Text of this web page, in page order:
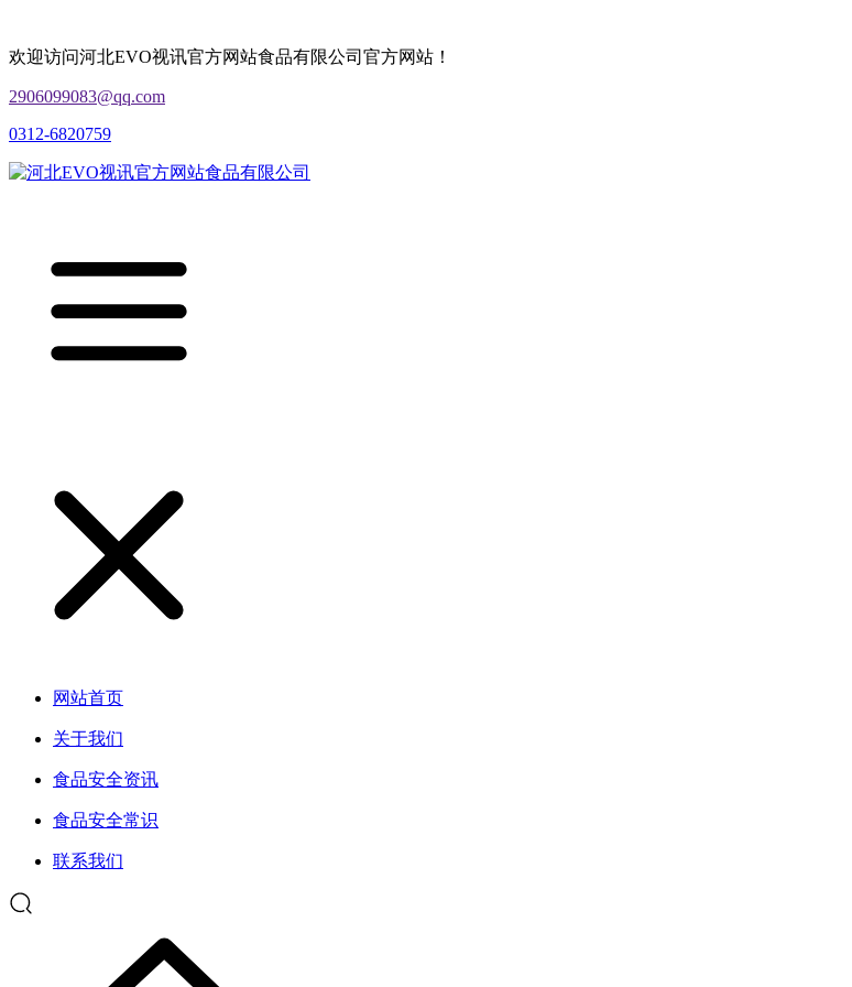
欢迎访问河北EVO视讯官方网站食品有限公司官方网站！
2906099083@qq.com
0312-6820759
网站首页
关于我们
食品安全资讯
食品安全常识
联系我们